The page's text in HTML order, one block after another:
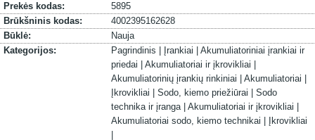
Prekės kodas:
5895
Brūkšninis kodas:
4002395162628
Būklė:
Nauja
Kategorijos:
Pagrindinis | Įrankiai | Akumuliatoriniai įrankiai ir
priedai | Akumuliatoriai ir įkrovikliai |
Akumuliatorinių įrankių rinkiniai | Akumuliatoriai |
Įkrovikliai | Sodo, kiemo priežiūrai | Sodo
technika ir įranga | Akumuliatoriai ir įkrovikliai |
Akumuliatoriai sodo, kiemo technikai |
Įkrovikliai